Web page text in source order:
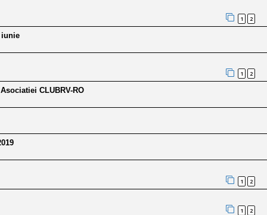
1 2
iunie
1 2
CLUBRV-RO
1 2
1 2